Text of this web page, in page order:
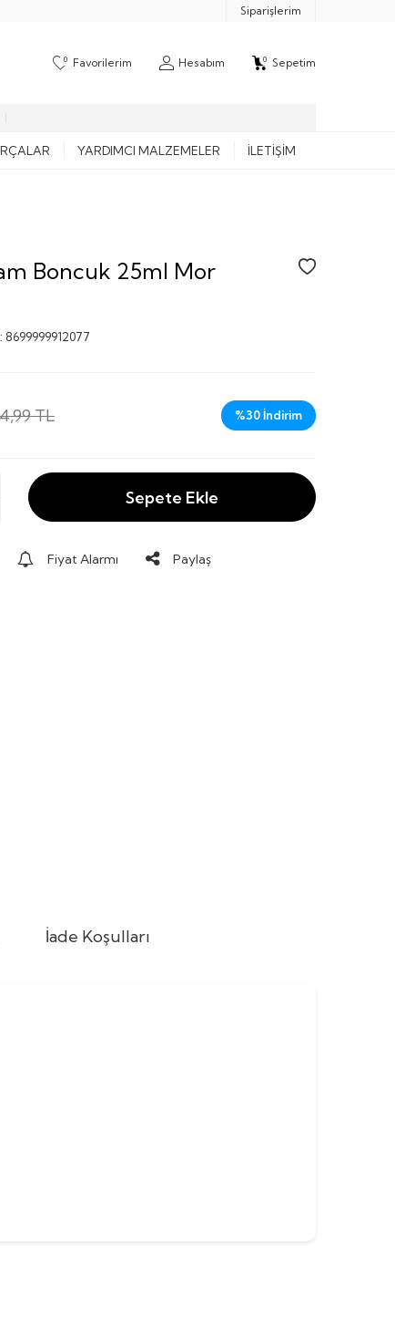
Siparişlerim
0 Favorilerim Hesabım 0 Sepetim
YARDIMCI MALZEMELER İLETIŞIM
Boncuk 25ml Mor
: 8699999912077
TL %30İndirim
Sepete Ekle
Fiyat Alarmı Paylaş
İade Koşulları